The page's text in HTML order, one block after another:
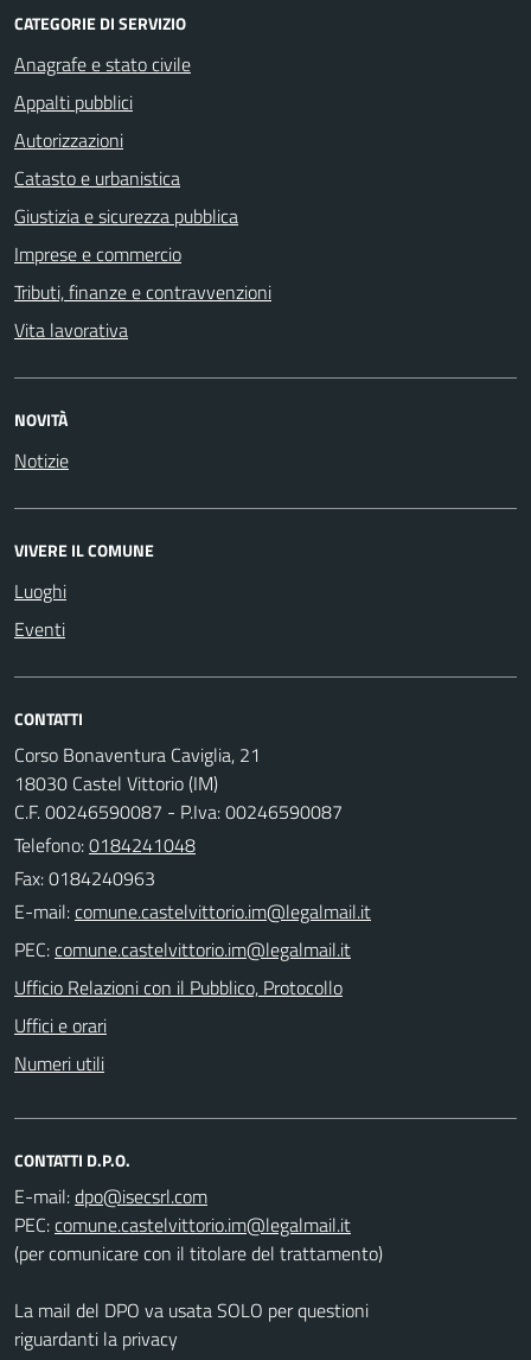
CATEGORIE DI SERVIZIO
Anagrafe e stato civile
Appalti pubblici
Autorizzazioni
Catasto e urbanistica
Giustizia e sicurezza pubblica
Imprese e commercio
Tributi, finanze e contravvenzioni
Vita lavorativa
NOVITÀ
Notizie
VIVERE IL COMUNE
Luoghi
Eventi
CONTATTI
Corso Bonaventura Caviglia, 21
18030 Castel Vittorio (IM)
C.F. 00246590087 - P.Iva: 00246590087
Telefono:0184241048
Fax: 0184240963
E-mail:
PEC:
Ufficio Relazioni con il Pubblico, Protocollo
Uffici e orari
Numeri utili
CONTATTI D.P.O.
E-mail:
PEC:
(per comunicare con il titolare del trattamento)
La mail del DPO va usata SOLO per questioni
riguardanti la privacy